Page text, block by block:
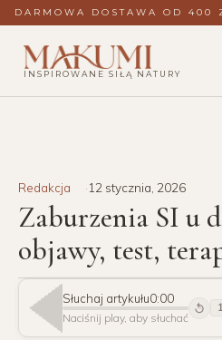
DARMOWA DOSTAWA OD 400
INSPIROWANE SIŁĄ NATURY
Redakcja 12 stycznia, 2026
Zaburzenia SI u
objawy, test,
Słuchaj artykułu0:00
Naciśnij play, aby słuchać
15